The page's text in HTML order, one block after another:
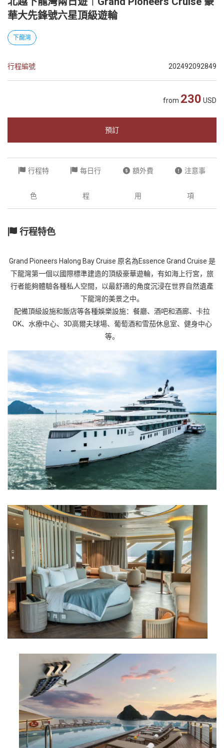
好
的
合
作
伴！
華大先鋒號六星頂級遊輪
下龍灣
行程編號 202492092849
from 230 USD
預訂
行程特
色
每日行
程
額外費
用
注意事
項
行程特色
Grand Pioneers Halong Bay Cruise 原名為Essence Grand Cruise 是
下龍灣第一個以國際標準建造的頂級豪華遊輪，有如海上行宮，旅
行者能夠體驗各種私人空間，以最舒適的角度沉浸在世界自然遺產
下龍灣的美景之中。
配備頂級設施和飯店等各種娛樂設施：餐廳、酒吧和酒廊、卡拉
OK、水療中心、3D高爾夫球場、葡萄酒和雪茄休息室、健身中心
等。